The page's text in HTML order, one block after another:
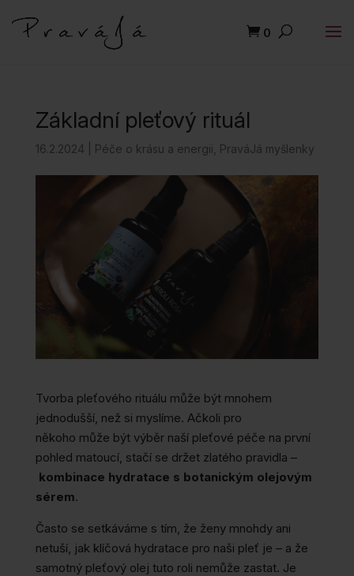
0
Základní pleťový rituál
16.2.2024 Péče o krásu a energii PraváJá myšlenky
Tvorba pleťového rituálu může být mnohem
jednodušší, než si myslíme. Ačkoli pro
někoho může být výběr naší pleťové péče na první
pohled matoucí, stačí se držet zlatého pravidla –
kombinace hydratace s botanickým olejovým
sérem.
Často se setkáváme s tím, že ženy mnohdy ani
netuší, jak klíčová hydratace pro naši pleť je – a že
samotný pleťový olej tuto roli nemůže zastat. Je